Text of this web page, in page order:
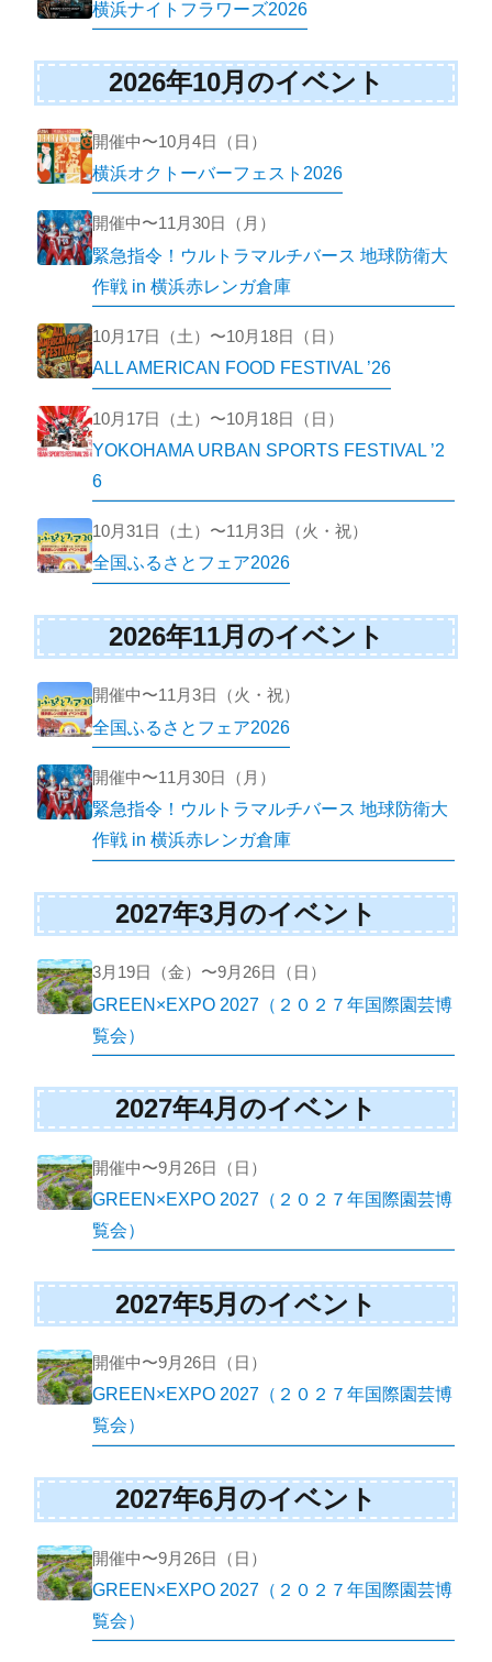
横浜ナイトフラワーズ2026
2026年10月のイベント
開催中〜10月4日（日）
横浜オクトーバーフェスト2026
開催中〜11月30日（月）
緊急指令！ウルトラマルチバース 地球防衛大
作戦 in 横浜赤レンガ倉庫
10月17日（土）〜10月18日（日）
ALL AMERICAN FOOD FESTIVAL ’26
10月17日（土）〜10月18日（日）
YOKOHAMA URBAN SPORTS FESTIVAL ’2
6
10月31日（土）〜11月3日（火・祝）
全国ふるさとフェア2026
2026年11月のイベント
開催中〜11月3日（火・祝）
全国ふるさとフェア2026
開催中〜11月30日（月）
緊急指令！ウルトラマルチバース 地球防衛大
作戦 in 横浜赤レンガ倉庫
2027年3月のイベント
3月19日（金）〜9月26日（日）
GREEN×EXPO 2027（２０２７年国際園芸博
覧会）
2027年4月のイベント
開催中〜9月26日（日）
GREEN×EXPO 2027（２０２７年国際園芸博
覧会）
2027年5月のイベント
開催中〜9月26日（日）
GREEN×EXPO 2027（２０２７年国際園芸博
覧会）
2027年6月のイベント
開催中〜9月26日（日）
GREEN×EXPO 2027（２０２７年国際園芸博
覧会）